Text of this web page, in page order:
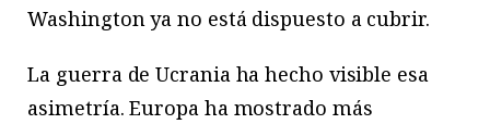
Washington ya no está dispuesto a cubrir.
La guerra de Ucrania ha hecho visible esa
asimetría. Europa ha mostrado más